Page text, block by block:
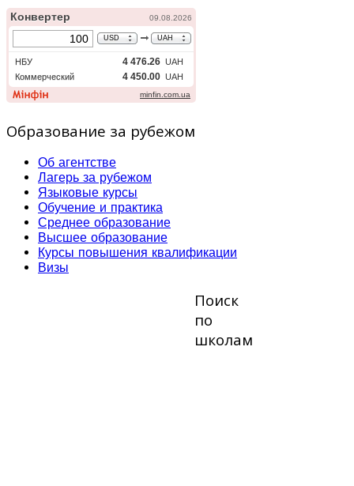
Образование за рубежом
Об агентстве
Лагерь за рубежом
Языковые курсы
Обучение и практика
Среднее образование
Высшее образование
Курсы повышения квалификации
Визы
Поиск
по
школам